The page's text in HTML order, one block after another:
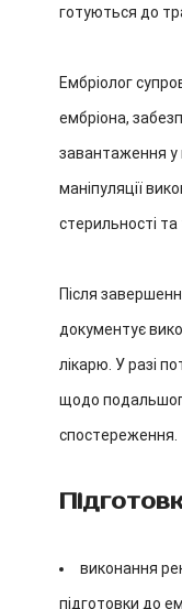
готуються до
Ембріолог
ембріона,
завантаження у
маніпуляції
стерильності
Після
документує
лікарю. У разі
щодо
спостереження.
виконання
підготовки до